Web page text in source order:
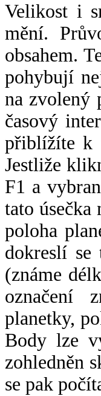
Velikost i
mění.
obsahem.
pohybují
na zvolený
časový
přiblížíte k
Jestliže
F1 a
tato
poloha
dokreslí se
(známe
označení
planetky,
Body lze
zohledněn
se pak